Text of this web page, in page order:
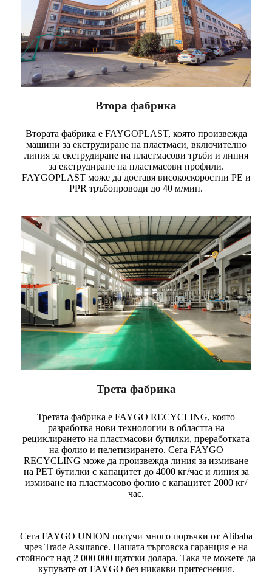
Втора фабрика
Втората фабрика е FAYGOPLAST, която произвежда
машини за екструдиране на пластмаси, включително
линия за екструдиране на пластмасови тръби и линия
за екструдиране на пластмасови профили.
FAYGOPLAST може да доставя високоскоростни PE и
PPR тръбопроводи до 40 м/мин.
Трета фабрика
Третата фабрика е FAYGO RECYCLING, която
разработва нови технологии в областта на
рециклирането на пластмасови бутилки, преработката
на фолио и пелетизирането. Сега FAYGO
RECYCLING може да произвежда линия за измиване
на PET бутилки с капацитет до 4000 кг/час и линия за
измиване на пластмасово фолио с капацитет 2000 кг/
час.
Сега FAYGO UNION получи много поръчки от Alibaba
чрез Trade Assurance. Нашата търговска гаранция е на
стойност над 2 000 000 щатски долара. Така че можете да
купувате от FAYGO без никакви притеснения.